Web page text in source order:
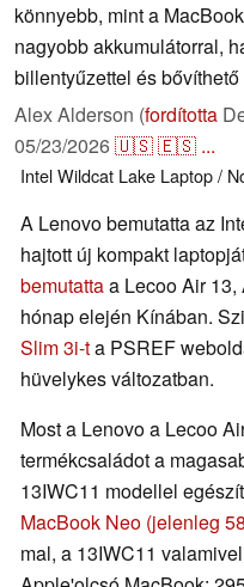
könnyebb, mint a
nagyobb akkumulátorral,
billentyűzettel és
Alex Alderson (fordította
05/23/2026🇺🇸🇪🇸 ...
IntelWildcat Lake Laptop /
A Lenovo bemutatta az
hajtott új kompakt
bemutattaa Lecoo Air
hónap elején Kínában.
Slim 3i-ta PSREF
hüvelykes változatban.
Most a Lenovo a Lecoo
termékcsaládot a
13IWC11 modellel
MacBook Neo (jelenleg
mal, a 13IWC11